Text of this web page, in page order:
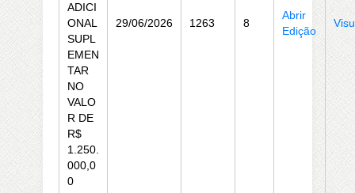
ADICI
ONAL
SUPL
EMEN
TAR
NO
VALO
R DE
R$
1.250.
000,0
0
29/06/2026 1263 8
Abrir
Edição